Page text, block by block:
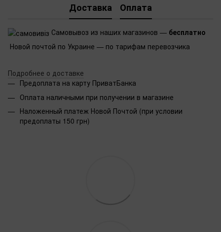
Доставка Оплата
Самовывоз из наших магазинов — бесплатно
Новой почтой по Украине — по тарифам перевозчика
Подробнее о доставке
Предоплата на карту ПриватБанка
Оплата наличными при получении в магазине
Наложенный платеж Новой Почтой (при условии
предоплаты 150 грн)